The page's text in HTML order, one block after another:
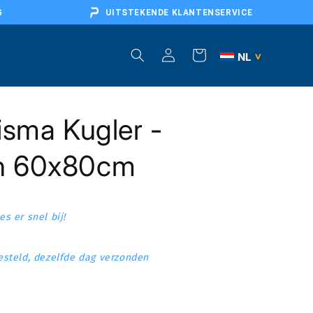
UITSTEKENDE KLANTENSERVICE
Inloggen
Winkelwagen NL >
BE
Kugler -
60x80cm
er snel bij!
dezelfde dag verzonden